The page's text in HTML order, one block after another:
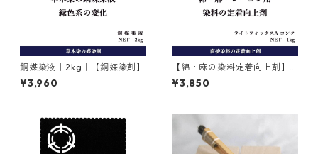
銅媒染液｜2kg｜【銅媒染剤】
¥3,960
【綿・麻の染料定着向上剤】
｜1kg｜ライトフィックスAコ
ンク
¥3,850